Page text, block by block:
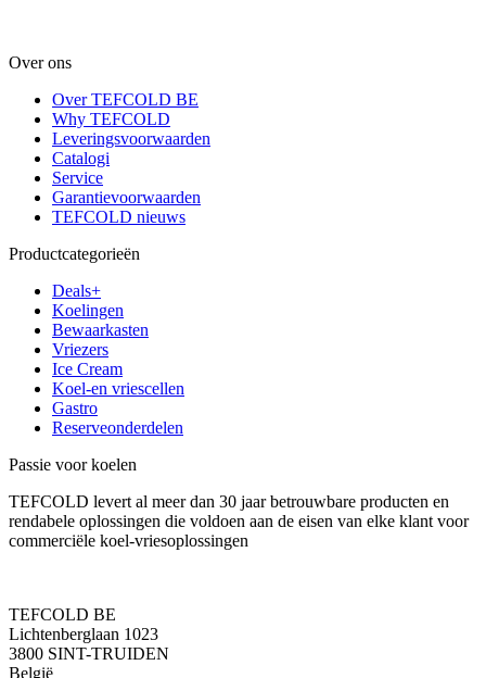
Over ons
Over TEFCOLD BE
Why TEFCOLD
Leveringsvoorwaarden
Catalogi
Service
Garantievoorwaarden
TEFCOLD nieuws
Productcategorieën
Deals+
Koelingen
Bewaarkasten
Vriezers
Ice Cream
Koel-en vriescellen
Gastro
Reserveonderdelen
Passie voor koelen
TEFCOLD levert al meer dan 30 jaar betrouwbare producten en
rendabele oplossingen die voldoen aan de eisen van elke klant voor
commerciële koel-vriesoplossingen
TEFCOLD BE
Lichtenberglaan 1023
3800 SINT-TRUIDEN
België